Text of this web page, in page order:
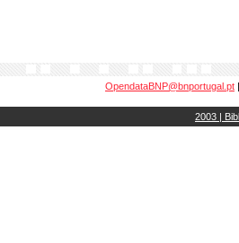
OpendataBNP@bnportugal.pt
2003 |